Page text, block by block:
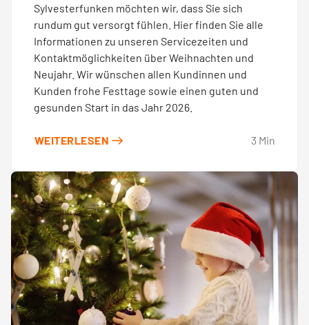
Sylvesterfunken möchten wir, dass Sie sich
rundum gut versorgt fühlen. Hier finden Sie alle
Informationen zu unseren Servicezeiten und
Kontaktmöglichkeiten über Weihnachten und
Neujahr. Wir wünschen allen Kundinnen und
Kunden frohe Festtage sowie einen guten und
gesunden Start in das Jahr 2026.
WEITERLESEN 3 Min